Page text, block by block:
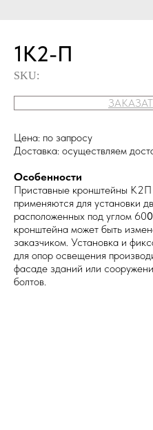
1К2-П
SKU:
Цена: по запросу
Доставка: осуществляем
Особенности
Приставные кронштейны К2П
применяются для установки
расположенных под углом 600
кронштейна может быть
заказчиком. Установка и
для опор освещения
фасаде зданий или
болтов.